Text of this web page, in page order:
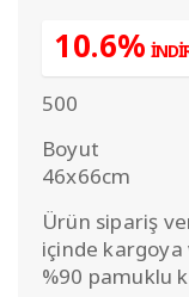
10.6%
500
Boyut
46x66cm
Ürün sipariş
içinde
%90 pamuklu